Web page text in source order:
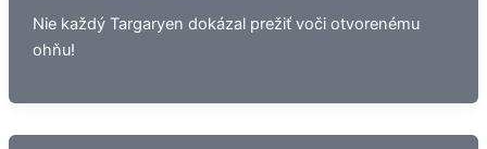
Nie každý Targaryen dokázal prežiť voči otvorenému
ohňu!